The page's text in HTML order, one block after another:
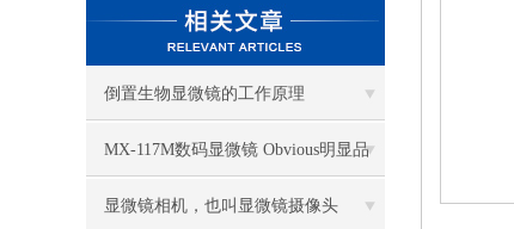
倒置生物显微镜的工作原理
MX-117M数码显微镜 Obvious明显品
牌值得推荐
显微镜相机，也叫显微镜摄像头